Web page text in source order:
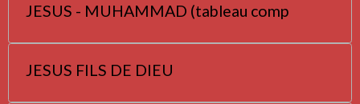
JESUS - MUHAMMAD (tableau comp
JESUS FILS DE DIEU